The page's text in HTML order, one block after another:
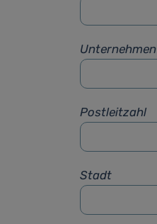
Unternehmen
Postleitzahl
Stadt